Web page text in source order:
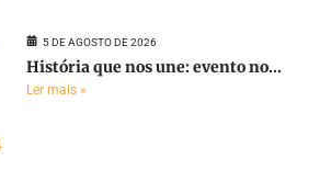
5 DE AGOSTO DE 2026
História que nos une: evento no...
Ler mais »